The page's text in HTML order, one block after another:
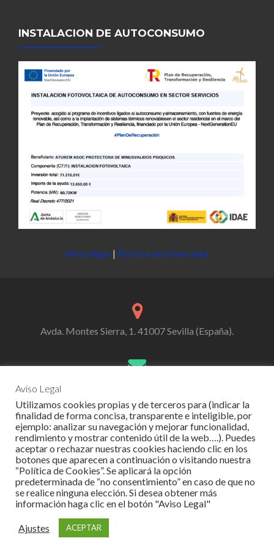
INSTALACION DE AUTOCONSUMO
Aviso legal | Política de privacidad
Avda. Montes Sierra, 1. 41007 Sevilla (España).
954-519-944
Go
to
Go
to
Go
to
Zerif Lite
Aviso Legal
Utilizamos cookies propias y de terceros para (indicar la
finalidad de forma concisa, transparente e inteligible, por
ejemplo: analizar su navegación y mejorar funcionalidad,
rendimiento y mostrar contenido útil de la web….). Puedes
aceptar o rechazar nuestras cookies haciendo clic en los
botones que aparecen a continuación o visitando nuestra
“Política de Cookies”. Se aplicará la opción
predeterminada de “no consentimiento” en caso de que no
se realice ninguna elección. Si desea obtener más
información haga clic en el botón "Aviso Legal"
Ajustes ACEPTAR